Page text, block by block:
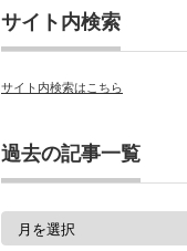
サイト内検索
サイト内検索はこちら
過去の記事一覧
過